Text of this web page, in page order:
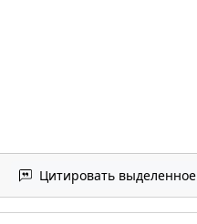
Цитировать выделенное